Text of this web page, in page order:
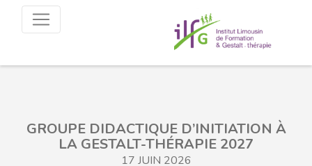
GROUPE DIDACTIQUE D’INITIATION À
LA GESTALT-THÉRAPIE 2027
17 JUIN 2026